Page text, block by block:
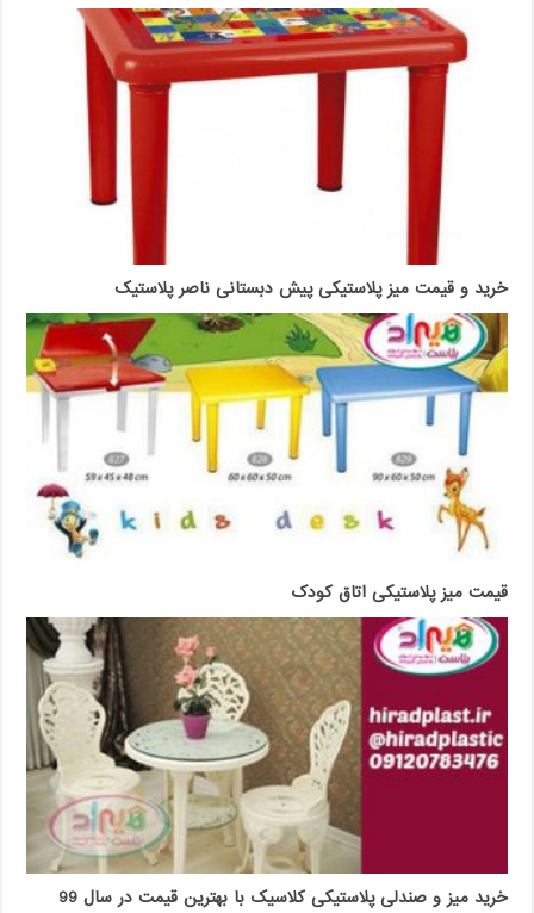
خرید و قیمت میز پلاستیکی پیش دبستانی ناصر پلاستیک
قیمت میز پلاستیکی اتاق کودک
خرید میز و صندلی پلاستیکی کلاسیک با بهترین قیمت در سال 99